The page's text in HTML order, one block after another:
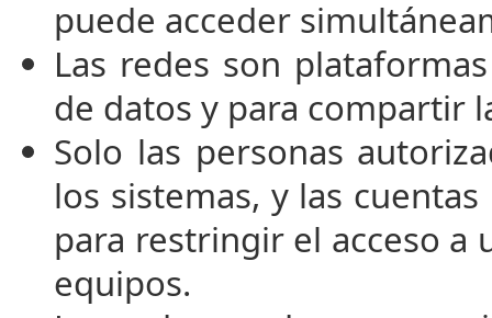
puede acceder
Las redes son
de datos y para compartir
Solo las personas
los sistemas, y las
para restringir el acceso a
equipos.